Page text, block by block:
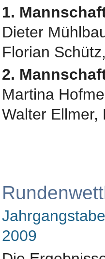
1.
Dieter
Florian
2.
Martina
Walter Ellmer,
2009